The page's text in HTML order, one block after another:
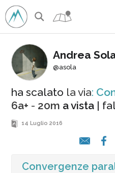
Andrea
@asola
ha scalato la via:
6a+ - 20m a vista |
14 Luglio 2016
Convergenze